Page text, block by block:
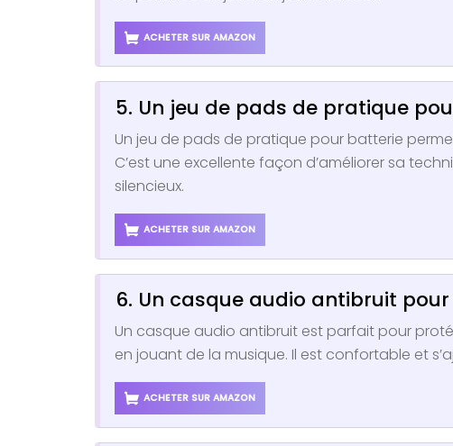
ACHETER SUR AMAZON
5. Un jeu de pads de pratique
Un jeu de pads de pratique pour batterie
C’est une excellente façon d’améliorer sa
silencieux.
ACHETER SUR AMAZON
6. Un casque audio antibruit
Un casque audio antibruit est parfait pour
en jouant de la musique. Il est confortable et
ACHETER SUR AMAZON